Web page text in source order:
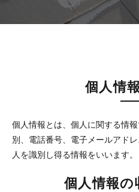
個人情
個人情報とは、個人に関する情
別、電話番号、電子メールアド
人を識別し得る情報をいいます。
個人情報の